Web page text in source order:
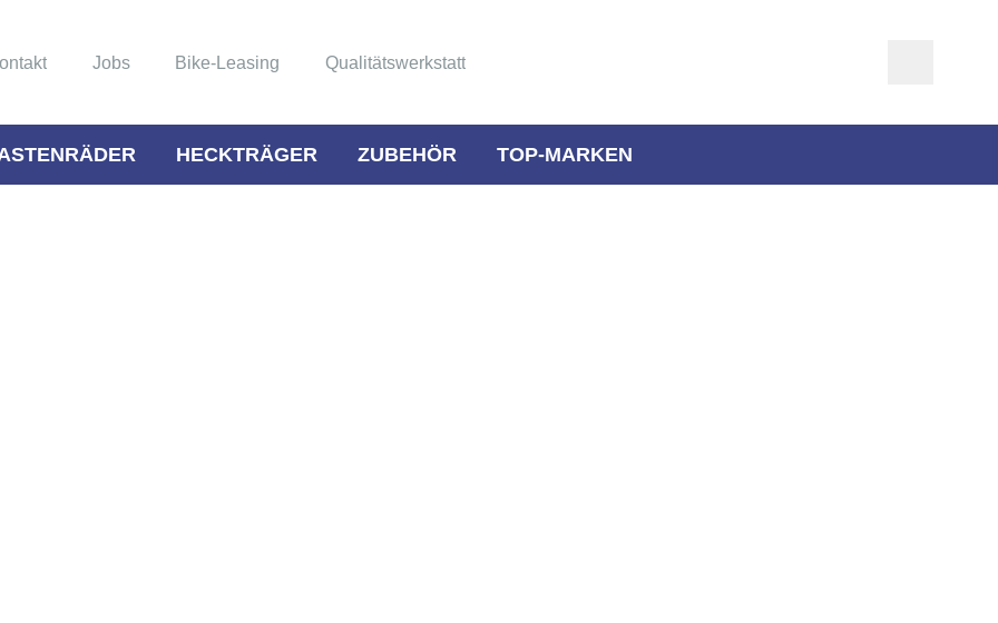
Jobs Bike-Leasing Qualitätswerkstatt
HECKTRÄGER ZUBEHÖR TOP-MARKEN